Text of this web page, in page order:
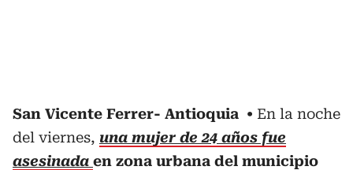
San Vicente Ferrer- Antioquia
En la noche
del viernes, una mujer de 24 años fue
asesinada en zona urbana del municipio